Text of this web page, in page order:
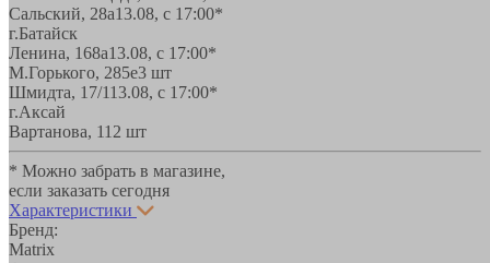
Сальский, 28a13.08, с 17:00*
г.Батайск
Ленина, 168а13.08, с 17:00*
М.Горького, 285е3 шт
Шмидта, 17/113.08, с 17:00*
г.Аксай
Вартанова, 11 2 шт
* Можно забрать в магазине,
если заказать сегодня
Характеристики
Бренд:
Matrix